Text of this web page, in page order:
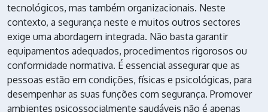
tecnológicos, mas também organizacionais. Neste
contexto, a segurança neste e muitos outros sectores
exige uma abordagem integrada. Não basta garantir
equipamentos adequados, procedimentos rigorosos ou
conformidade normativa. É essencial assegurar que as
pessoas estão em condições, físicas e psicológicas, para
desempenhar as suas funções com segurança. Promover
ambientes psicossocialmente saudáveis não é apenas